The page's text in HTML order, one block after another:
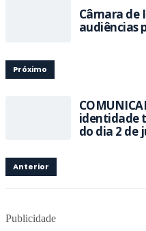
Câmara de
audiências
Próximo
identidade
do dia 2 de
Anterior
Publicidade